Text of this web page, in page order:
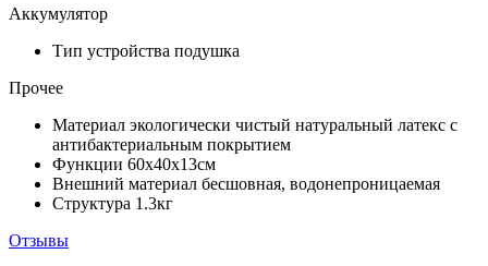
Аккумулятор
Тип устройства подушка
Прочее
Материал экологически чистый натуральный латекс с
антибактериальным покрытием
Функции 60x40x13см
Внешний материал бесшовная, водонепроницаемая
Структура 1.3кг
Отзывы